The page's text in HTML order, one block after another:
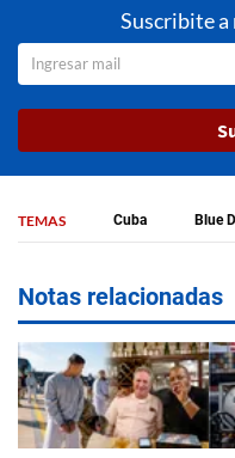
Suscribite
TEMAS Cuba Blue
Notas relacionadas